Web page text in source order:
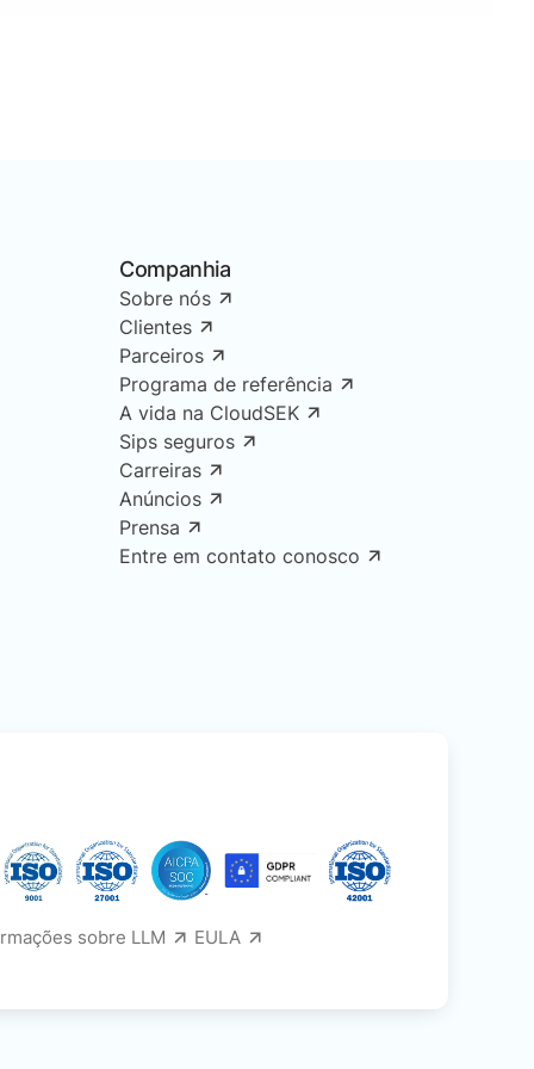
Companhia
Sobre nós
Clientes
Parceiros
Programa de referência
A vida na CloudSEK
Sips seguros
Carreiras
Anúncios
Prensa
Entre em contato conosco
sobre LLM EULA